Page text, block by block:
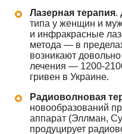
Лазерная терапия.
типа у женщин и
и инфракрасные
метода — в
возникают
лечения — 1200-
гривен в Украине.
Радиоволновая
новообразований
аппарат (Эллман,
продуцирует